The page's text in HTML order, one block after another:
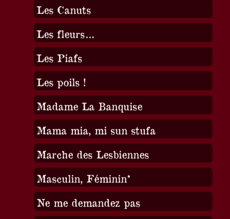
Les Canuts
Les fleurs…
Les Piafs
Les poils !
Madame La Banquise
Mama mia, mi sun stufa
Marche des Lesbiennes
Masculin, Féminin*
Ne me demandez pas